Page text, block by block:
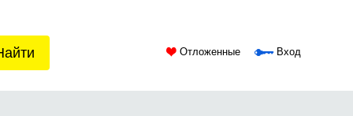
Отложенные Вход